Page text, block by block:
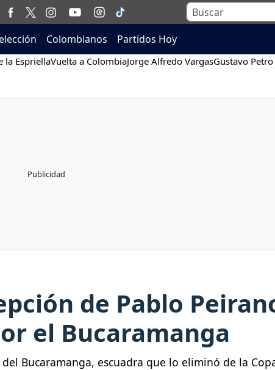
Colombianos Partidos Hoy
la EspriellaVuelta a ColombiaJorge Alfredo VargasGustavo Petro
de Pablo
el Bucaramanga
Bucaramanga, escuadra que lo eliminó de la